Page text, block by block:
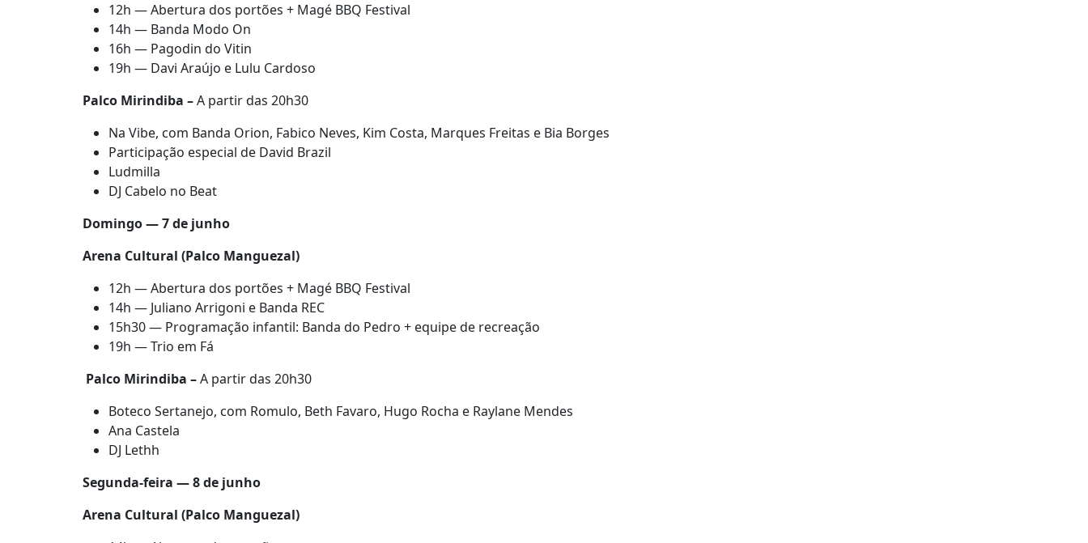
12h — Abertura dos portões + Magé BBQ Festival
14h — Banda Modo On
16h — Pagodin do Vitin
19h — Davi Araújo e Lulu Cardoso
Palco Mirindiba –A partir das 20h30
Na Vibe, com Banda Orion, Fabico Neves, Kim Costa, Marques Freitas e Bia Borges
Participação especial de David Brazil
Ludmilla
DJ Cabelo no Beat
Domingo — 7 de junho
Arena Cultural (Palco Manguezal)
12h — Abertura dos portões + Magé BBQ Festival
14h — Juliano Arrigoni e Banda REC
15h30 — Programação infantil: Banda do Pedro + equipe de recreação
19h — Trio em Fá
Palco Mirindiba –A partir das 20h30
Boteco Sertanejo, com Romulo, Beth Favaro, Hugo Rocha e Raylane Mendes
Ana Castela
DJ Lethh
Segunda-feira — 8 de junho
Arena Cultural (Palco Manguezal)